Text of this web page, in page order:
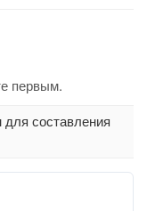
первым.
составления